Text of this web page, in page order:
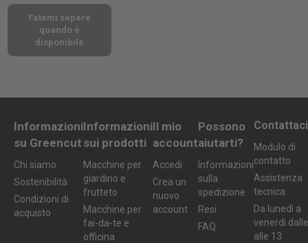
Fatemi sapere
quando è
disponibile
Informazioni
su Greencut
Chi siamo
Sostenibilità
Condizioni di
acquisto
Informazioni
sui prodotti
Macchine per
giardino e
frutteto
Macchine per
fai-da-te e
officina
Il mio
account
Accedi
Crea un
nuovo
account
Possono
aiutarti?
Informazioni
sulla
spedizione
Resi
FAQ
Contattaci
Modulo di
contatto
Assistenza
tecnica
Da lunedì a
venerdì
alle 13